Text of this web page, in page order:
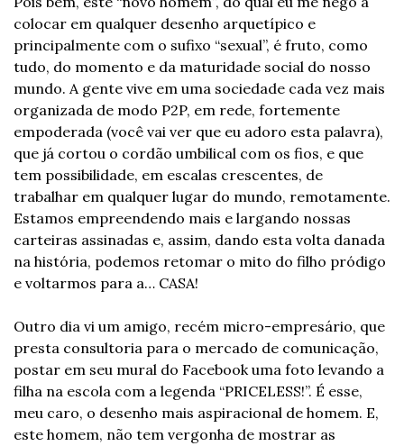
colocar em qualquer desenho arquetípico e
principalmente com o sufixo “sexual”, é fruto, como
tudo, do momento e da maturidade social do nosso
mundo. A gente vive em uma sociedade cada vez mais
organizada de modo P2P, em rede, fortemente
empoderada (você vai ver que eu adoro esta palavra),
que já cortou o cordão umbilical com os fios, e que
tem possibilidade, em escalas crescentes, de
trabalhar em qualquer lugar do mundo, remotamente.
Estamos empreendendo mais e largando nossas
carteiras assinadas e, assim, dando esta volta danada
na história, podemos retomar o mito do filho pródigo
e voltarmos para a… CASA!
Outro dia vi um amigo, recém micro-empresário, que
presta consultoria para o mercado de comunicação,
postar em seu mural do Facebook uma foto levando a
filha na escola com a legenda “PRICELESS!”. É esse,
meu caro, o desenho mais aspiracional de homem. E,
este homem, não tem vergonha de mostrar as